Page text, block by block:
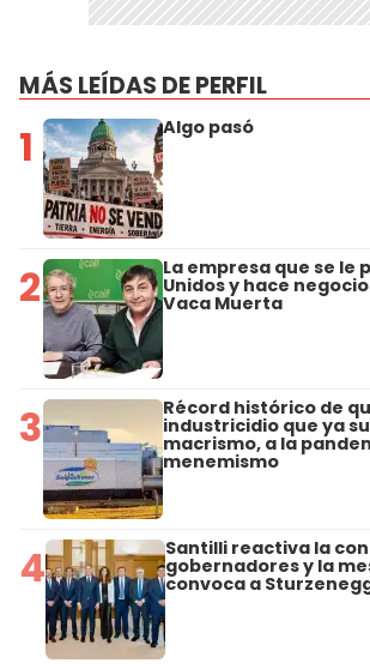
MÁS LEÍDAS DE PERFIL
1 Algo pasó
2 La empresa que se le
Unidos y hace
Vaca Muerta
3 Récord histórico de
industricidio que ya
macrismo, a la
menemismo
4 Santilli reactiva la
gobernadores y la
convoca a